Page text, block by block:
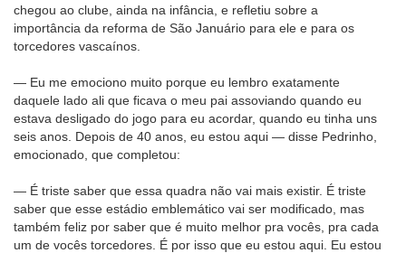
chegou ao clube, ainda na infância, e refletiu sobre a
importância da reforma de São Januário para ele e para os
torcedores vascaínos.
— Eu me emociono muito porque eu lembro exatamente
daquele lado ali que ficava o meu pai assoviando quando eu
estava desligado do jogo para eu acordar, quando eu tinha uns
seis anos. Depois de 40 anos, eu estou aqui — disse Pedrinho,
emocionado, que completou:
— É triste saber que essa quadra não vai mais existir. É triste
saber que esse estádio emblemático vai ser modificado, mas
também feliz por saber que é muito melhor pra vocês, pra cada
um de vocês torcedores. É por isso que eu estou aqui. Eu estou